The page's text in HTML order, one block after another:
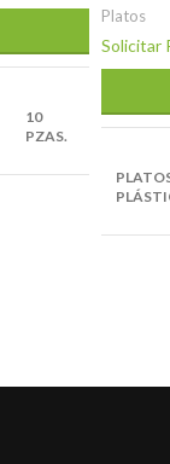
10
PZAS.
X12
Platos
Solicitar